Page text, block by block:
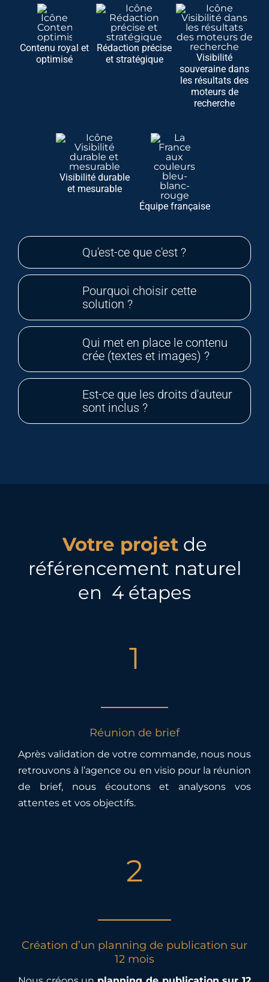
Contenu royal et
optimisé
Rédaction précise
et stratégique
Visibilité
souveraine dans
les résultats des
moteurs de
recherche
Visibilité durable
et mesurable
Équipe française
Qu'est-ce que c'est ?
Pourquoi choisir cette
solution ?
Qui met en place le contenu
crée (textes et images) ?
Est-ce que les droits d'auteur
sont inclus ?
Votre projet de
référencement naturel
en 4 étapes
1
Réunion de brief
Après validation de votre commande, nous nous
retrouvons à l’agence ou en visio pour la réunion
de brief, nous écoutons et analysons vos
attentes et vos objectifs.
2
Création d’un planning de publication sur
12 mois